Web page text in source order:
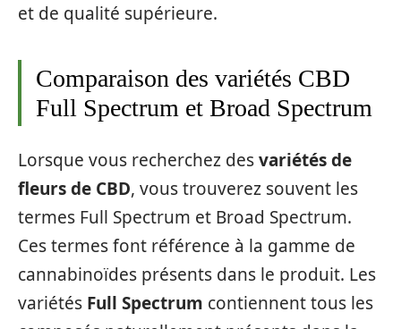
et de qualité supérieure.
Comparaison des variétés CBD
Full Spectrum et Broad Spectrum
Lorsque vous recherchez desvariétés de
fleurs de CBD, vous trouverez souvent les
termes Full Spectrum et Broad Spectrum.
Ces termes font référence à la gamme de
cannabinoïdes présents dans le produit. Les
variétés Full Spectrum contiennent tous les